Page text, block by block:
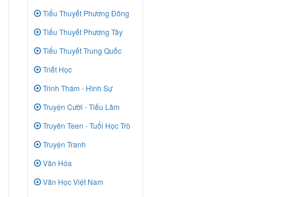
Tiểu Thuyết Phương Đông
Tiểu Thuyết Phương Tây
Tiểu Thuyết Trung Quốc
Triết Học
Trinh Thám - Hình Sự
Truyện Cười - Tiếu Lâm
Truyên Teen - Tuổi Học Trò
Truyện Tranh
Văn Hóa
Văn Học Việt Nam